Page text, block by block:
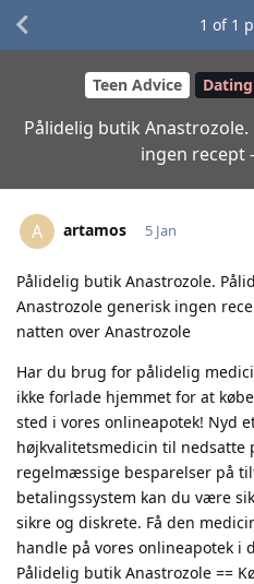
Teen Advice
Pålidelig butik
ingen recept
1 of 1
A artamos 5 Jan
Pålidelig butik Anastrozole.
Anastrozole generisk ingen
natten over Anastrozole
Har du brug for pålidelig
ikke forlade hjemmet for at
sted i vores onlineapotek! Nyd
højkvalitetsmedicin til nedsatte
regelmæssige besparelser på
betalingssystem kan du være
sikre og diskrete. Få den
handle på vores onlineapotek i
Pålidelig butik Anastrozole ==